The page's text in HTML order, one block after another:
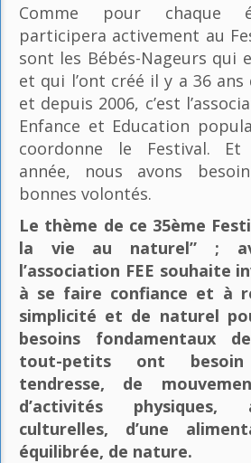
Comme pour chaque
participera activement au
sont les Bébés-Nageurs qui
et qui l’ont créé il y a 36 ans
et depuis 2006, c’est
Enfance et Education
coordonne le Festival. Et
année, nous avons
bonnes volontés.
Le thème de ce 35ème
la vie au naturel” ;
l’association FEE souhaite
à se faire confiance et à
simplicité et de naturel
besoins fondamentaux
tout-petits ont besoin
tendresse, de
d’activités
culturelles, d’une
équilibrée, de nature.